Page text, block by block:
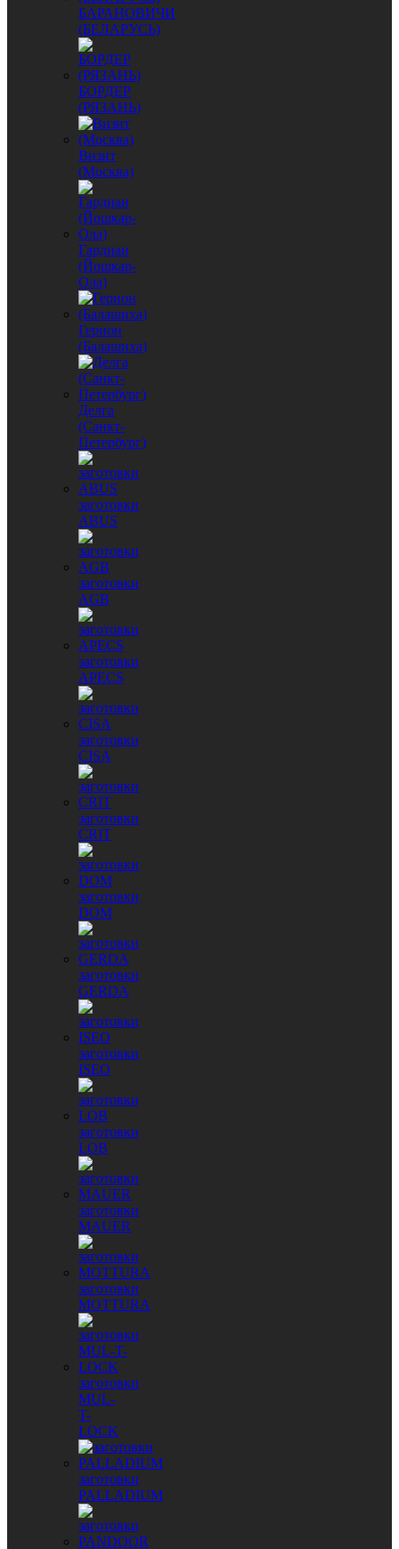
БАРАНОВИЧИ
(БЕЛАРУСЬ)
БОРДЕР
(РЯЗАНЬ)
Визит
(Москва)
Гардиан
(Йошкар-
Ола)
Герион
(Балашиха)
Делга
(Санкт-
Петербург)
заготовки
ABUS
заготовки
AGB
заготовки
APECS
заготовки
CISA
заготовки
CRIT
заготовки
DOM
заготовки
GERDA
заготовки
ISEO
заготовки
LOB
заготовки
MAUER
заготовки
MOTTURA
заготовки
MUL-
T-
LOCK
заготовки
PALLADIUM